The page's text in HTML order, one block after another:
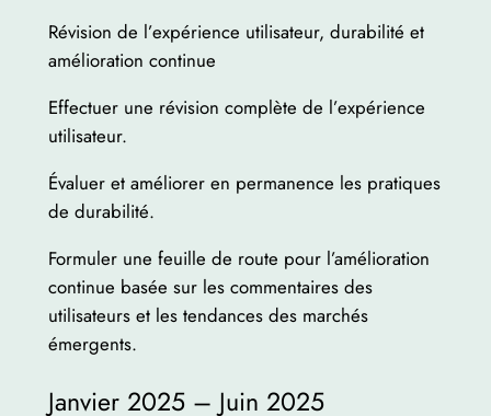
Révision de l’expérience utilisateur, durabilité et
amélioration continue
Effectuer une révision complète de l’expérience
utilisateur.
Évaluer et améliorer en permanence les pratiques
de durabilité.
Formuler une feuille de route pour l’amélioration
continue basée sur les commentaires des
utilisateurs et les tendances des marchés
émergents.
Janvier 2025 – Juin 2025